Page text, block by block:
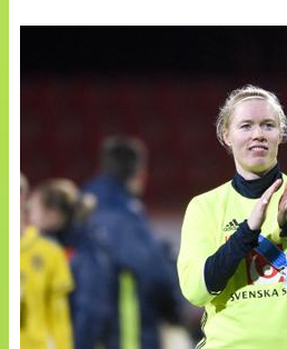
Webb-TV
Om oss
Annonsera
Statistik
Tipsa Damfotboll